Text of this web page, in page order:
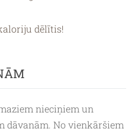
dēlītis!
nieciņiem un
dāvanām. No vienkāršiem